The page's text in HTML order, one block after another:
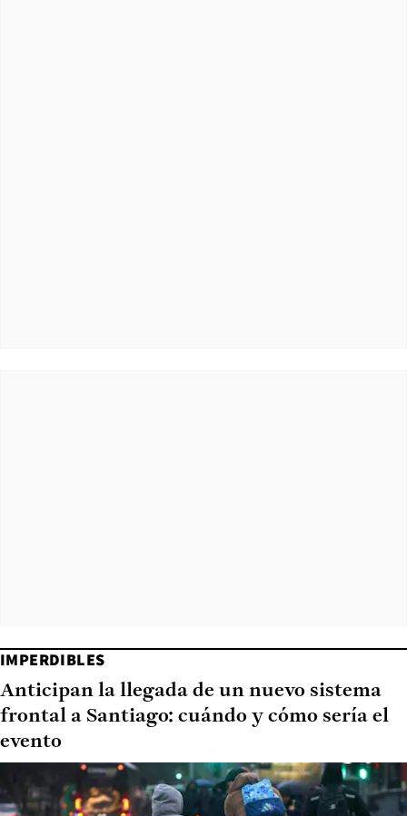
IMPERDIBLES
Anticipan la llegada de un nuevo sistema
frontal a Santiago: cuándo y cómo sería el
evento